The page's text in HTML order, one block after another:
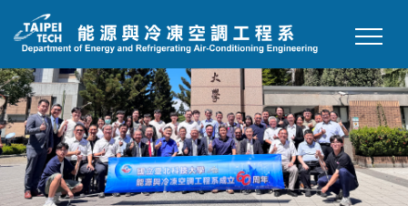
到
要
內
容
區